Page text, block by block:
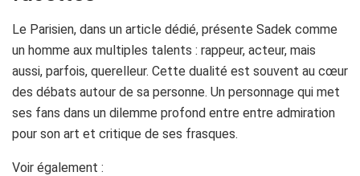
Le Parisien, dans un article dédié, présente Sadek comme
un homme aux multiples talents : rappeur, acteur, mais
aussi, parfois, querelleur. Cette dualité est souvent au cœur
des débats autour de sa personne. Un personnage qui met
ses fans dans un dilemme profond entre entre admiration
pour son art et critique de ses frasques.
Voir également :